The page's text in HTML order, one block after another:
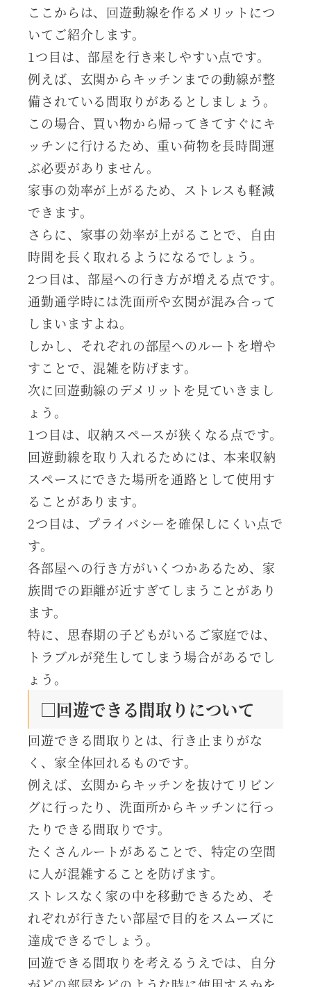
ここからは、回遊動線を作るメリットにつ
いてご紹介します。
1つ目は、部屋を行き来しやすい点です。
例えば、玄関からキッチンまでの動線が整
備されている間取りがあるとしましょう。
この場合、買い物から帰ってきてすぐにキ
ッチンに行けるため、重い荷物を長時間運
ぶ必要がありません。
家事の効率が上がるため、ストレスも軽減
できます。
さらに、家事の効率が上がることで、自由
時間を長く取れるようになるでしょう。
2つ目は、部屋への行き方が増える点です。
通勤通学時には洗面所や玄関が混み合って
しまいますよね。
しかし、それぞれの部屋へのルートを増や
すことで、混雑を防げます。
次に回遊動線のデメリットを見ていきまし
ょう。
1つ目は、収納スペースが狭くなる点です。
回遊動線を取り入れるためには、本来収納
スペースにできた場所を通路として使用す
ることがあります。
2つ目は、プライバシーを確保しにくい点で
す。
各部屋への行き方がいくつかあるため、家
族間での距離が近すぎてしまうことがあり
ます。
特に、思春期の子どもがいるご家庭では、
トラブルが発生してしまう場合があるでし
ょう。
□回遊できる間取りについて
回遊できる間取りとは、行き止まりがな
く、家全体回れるものです。
例えば、玄関からキッチンを抜けてリビン
グに行ったり、洗面所からキッチンに行っ
たりできる間取りです。
たくさんルートがあることで、特定の空間
に人が混雑することを防げます。
ストレスなく家の中を移動できるため、そ
れぞれが行きたい部屋で目的をスムーズに
達成できるでしょう。
回遊できる間取りを考えるうえでは、自分